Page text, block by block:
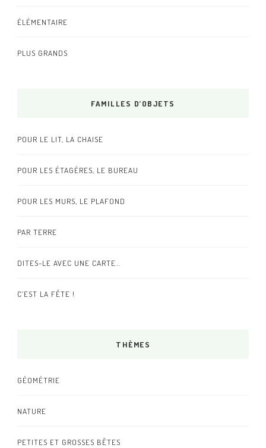
ÉLÉMENTAIRE
PLUS GRANDS
FAMILLES D’OBJETS
POUR LE LIT, LA CHAISE
POUR LES ÉTAGÈRES, LE BUREAU
POUR LES MURS, LE PLAFOND
PAR TERRE
DITES-LE AVEC UNE CARTE…
C’EST LA FÊTE !
THÈMES
GÉOMÉTRIE
NATURE
PETITES ET GROSSES BÊTES